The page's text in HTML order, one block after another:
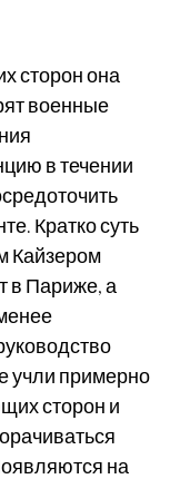
сторон она
военные
в течении
Кратко суть
Кайзером
в Париже, а
учли примерно
сторон и
на